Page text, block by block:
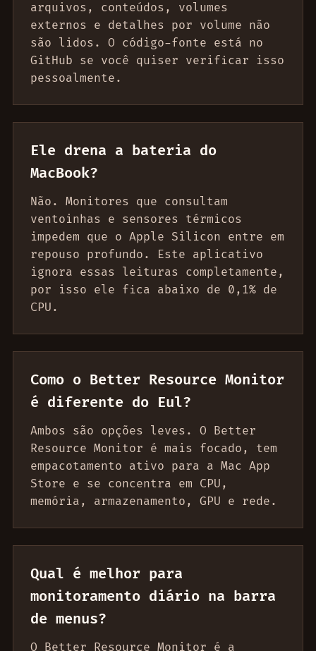
arquivos, conteúdos, volumes
externos e detalhes por volume não
são lidos. O código-fonte está no
GitHub se você quiser verificar isso
pessoalmente.
Ele drena a bateria do
MacBook?
Não. Monitores que consultam
ventoinhas e sensores térmicos
impedem que o Apple Silicon entre em
repouso profundo. Este aplicativo
ignora essas leituras completamente,
por isso ele fica abaixo de 0,1% de
CPU.
Como o Better Resource Monitor
é diferente do Eul?
Ambos são opções leves. O Better
Resource Monitor é mais focado, tem
empacotamento ativo para a Mac App
Store e se concentra em CPU,
memória, armazenamento, GPU e rede.
Qual é melhor para
monitoramento diário na barra
de menus?
O Better Resource Monitor é a